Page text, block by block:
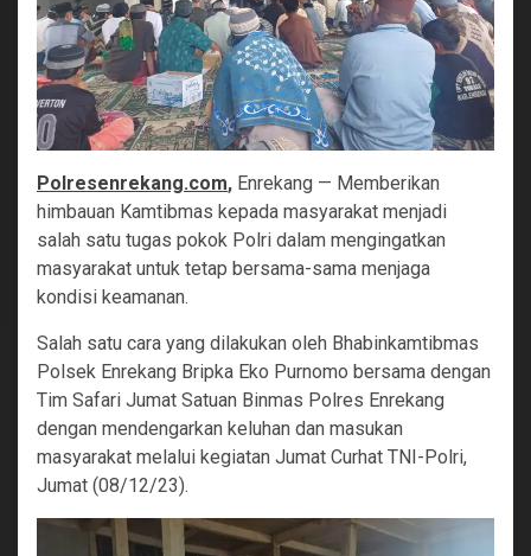
Polresenrekang.com, Enrekang — Memberikan
himbauan Kamtibmas kepada masyarakat menjadi
salah satu tugas pokok Polri dalam mengingatkan
masyarakat untuk tetap bersama-sama menjaga
kondisi keamanan.
Salah satu cara yang dilakukan oleh Bhabinkamtibmas
Polsek Enrekang Bripka Eko Purnomo bersama dengan
Tim Safari Jumat Satuan Binmas Polres Enrekang
dengan mendengarkan keluhan dan masukan
masyarakat melalui kegiatan Jumat Curhat TNI-Polri,
Jumat (08/12/23).